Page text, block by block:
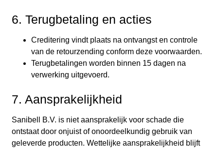
6. Terugbetaling en acties
Creditering vindt plaats na ontvangst en controle
van de retourzending conform deze voorwaarden.
Terugbetalingen worden binnen 15 dagen na
verwerking uitgevoerd.
7. Aansprakelijkheid
Sanibell B.V. is niet aansprakelijk voor schade die
ontstaat door onjuist of onoordeelkundig gebruik van
geleverde producten. Wettelijke aansprakelijkheid blijft